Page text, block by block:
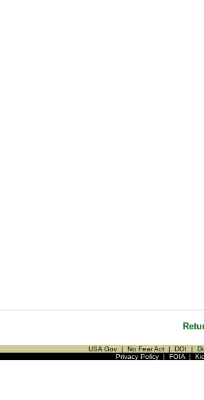
USA Gov | No Fear Act | DOI |
Privacy Policy| FOIA|